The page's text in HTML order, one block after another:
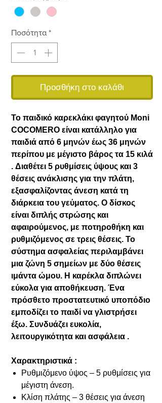
Ποσότητα *
Προσθήκη στο καλάθι
Το παιδικό καρεκλάκι φαγητού Moni
COCOMERO είναι κατάλληλο για
παιδιά από 6 μηνών έως 36 μηνών
περίπου με μέγιστο βάρος τα 15 κιλά
. Διαθέτει 5 ρυθμίσεις ύψους και 3
θέσεις ανάκλισης για την πλάτη,
εξασφαλίζοντας άνεση κατά τη
διάρκεια του γεύματος. Ο δίσκος
είναι διπλής στρώσης και
αφαιρούμενος, με ποτηροθήκη και
ρυθμιζόμενος σε τρεις θέσεις. Το
σύστημα ασφαλείας περιλαμβάνει
μια ζώνη 5 σημείων με δύο θέσεις
ιμάντα ώμου. Η καρέκλα διπλώνει
εύκολα για αποθήκευση. Ένα
πρόσθετο προστατευτικό υποπόδιο
εμποδίζει το παιδί να γλιστρήσει
έξω. Συνδυάζει ευκολία,
λειτουργικότητα και ασφάλεια .
Χαρακτηριστικά :
Ρυθμιζόμενο ύψος – 5 ρυθμίσεις για
μέγιστη άνεση.
Κλίση πλάτης – 3 θέσεις για άνεση